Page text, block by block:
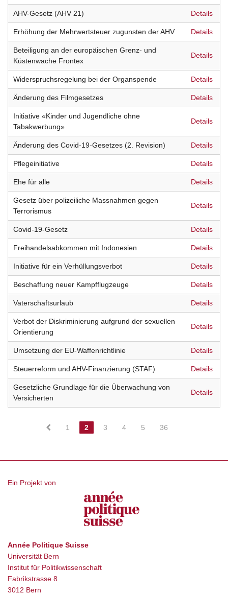
AHV-Gesetz (AHV 21) Details
Erhöhung der Mehrwertsteuer zugunsten der AHV Details
Beteiligung an der europäischen Grenz- und
Küstenwache Frontex
Details
Widerspruchsregelung bei der Organspende Details
Änderung des Filmgesetzes Details
Initiative «Kinder und Jugendliche ohne
Tabakwerbung»
Details
Änderung des Covid-19-Gesetzes (2. Revision) Details
Pflegeinitiative Details
Ehe für alle Details
Gesetz über polizeiliche Massnahmen gegen
Terrorismus
Details
Covid-19-Gesetz Details
Freihandelsabkommen mit Indonesien Details
Initiative für ein Verhüllungsverbot Details
Beschaffung neuer Kampfflugzeuge Details
Vaterschaftsurlaub Details
Verbot der Diskriminierung aufgrund der sexuellen
Orientierung
Details
Umsetzung der EU-Waffenrichtlinie Details
Steuerreform und AHV-Finanzierung (STAF) Details
Gesetzliche Grundlage für die Überwachung von
Versicherten
Details
1 2 3 4 5 36
Ein Projekt von
Année Politique Suisse
Universität Bern
Institut für Politikwissenschaft
Fabrikstrasse 8
3012 Bern